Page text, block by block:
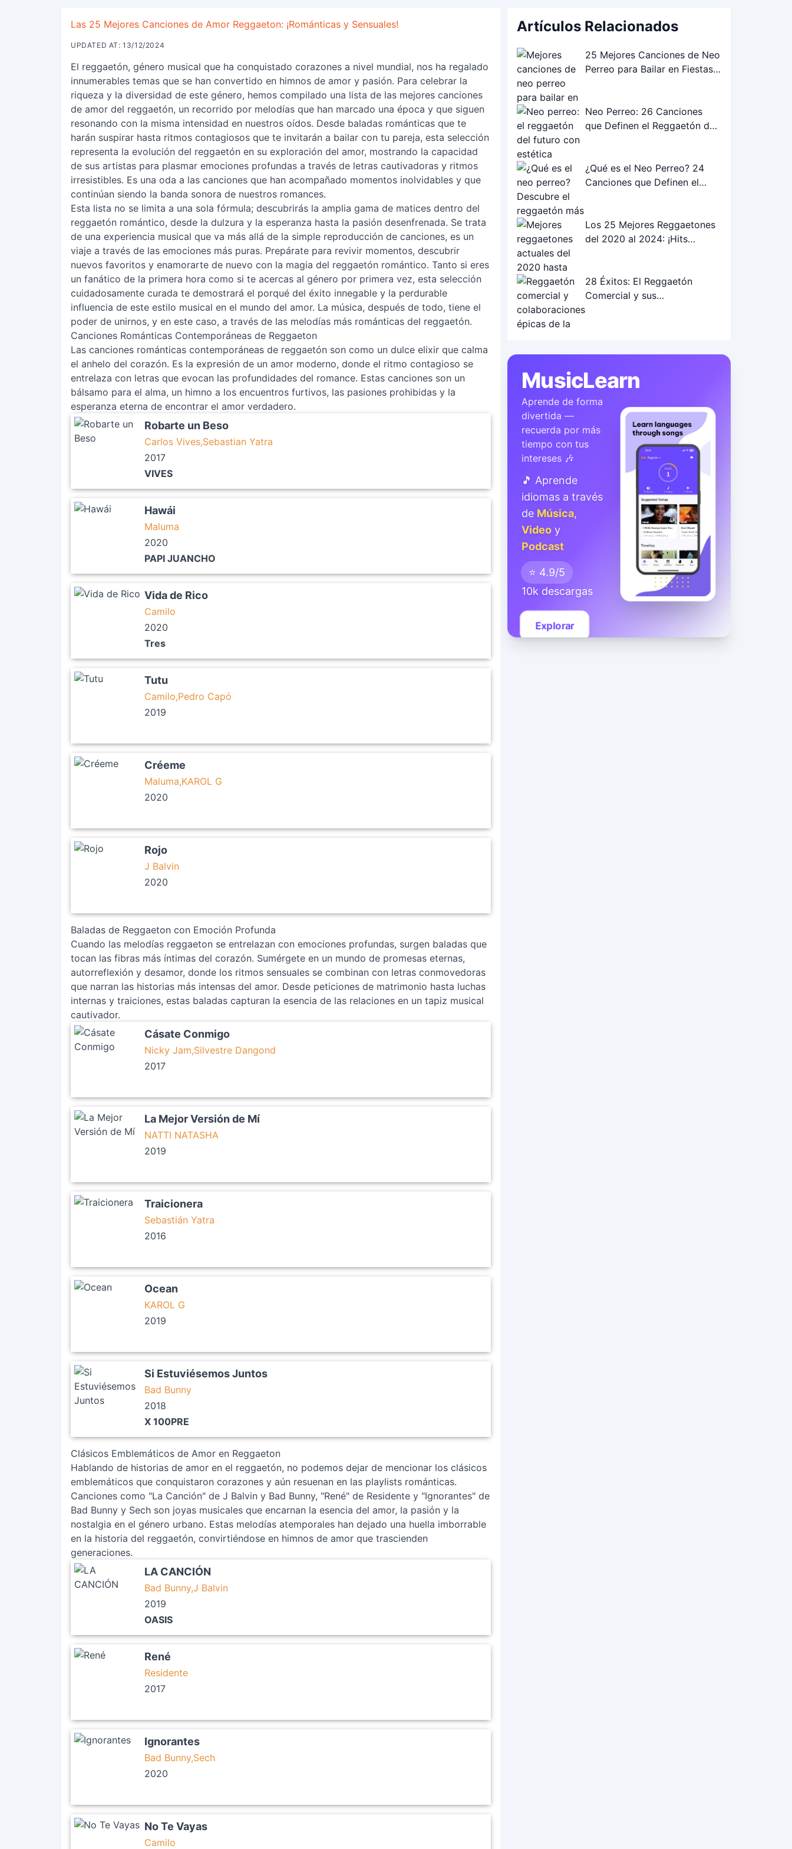
Las 25 Mejores Canciones de Amor Reggaeton: ¡Románticas y Sensuales!
UPDATED AT: 13/12/2024
El reggaetón, género musical que ha conquistado corazones a nivel mundial, nos ha regalado
innumerables temas que se han convertido en himnos de amor y pasión. Para celebrar la
riqueza y la diversidad de este género, hemos compilado una lista de las mejores canciones
de amor del reggaetón, un recorrido por melodías que han marcado una época y que siguen
resonando con la misma intensidad en nuestros oídos. Desde baladas románticas que te
harán suspirar hasta ritmos contagiosos que te invitarán a bailar con tu pareja, esta selección
representa la evolución del reggaetón en su exploración del amor, mostrando la capacidad
de sus artistas para plasmar emociones profundas a través de letras cautivadoras y ritmos
irresistibles. Es una oda a las canciones que han acompañado momentos inolvidables y que
continúan siendo la banda sonora de nuestros romances.
Esta lista no se limita a una sola fórmula; descubrirás la amplia gama de matices dentro del
reggaetón romántico, desde la dulzura y la esperanza hasta la pasión desenfrenada. Se trata
de una experiencia musical que va más allá de la simple reproducción de canciones, es un
viaje a través de las emociones más puras. Prepárate para revivir momentos, descubrir
nuevos favoritos y enamorarte de nuevo con la magia del reggaetón romántico. Tanto si eres
un fanático de la primera hora como si te acercas al género por primera vez, esta selección
cuidadosamente curada te demostrará el porqué del éxito innegable y la perdurable
influencia de este estilo musical en el mundo del amor. La música, después de todo, tiene el
poder de unirnos, y en este caso, a través de las melodías más románticas del reggaetón.
Canciones Románticas Contemporáneas de Reggaeton
Las canciones románticas contemporáneas de reggaetón son como un dulce elixir que calma
el anhelo del corazón. Es la expresión de un amor moderno, donde el ritmo contagioso se
entrelaza con letras que evocan las profundidades del romance. Estas canciones son un
bálsamo para el alma, un himno a los encuentros furtivos, las pasiones prohibidas y la
esperanza eterna de encontrar el amor verdadero.
Robarte un Beso
Carlos Vives,Sebastian Yatra
2017
VIVES
Hawái
Maluma
2020
PAPI JUANCHO
Vida de Rico
Camilo
2020
Tres
Tutu
Camilo,Pedro Capó
2019
Créeme
Maluma,KAROL G
2020
Rojo
J Balvin
2020
Baladas de Reggaeton con Emoción Profunda
Cuando las melodías reggaeton se entrelazan con emociones profundas, surgen baladas que
tocan las fibras más íntimas del corazón. Sumérgete en un mundo de promesas eternas,
autorreflexión y desamor, donde los ritmos sensuales se combinan con letras conmovedoras
que narran las historias más intensas del amor. Desde peticiones de matrimonio hasta luchas
internas y traiciones, estas baladas capturan la esencia de las relaciones en un tapiz musical
cautivador.
Cásate Conmigo
Nicky Jam,Silvestre Dangond
2017
La Mejor Versión de Mí
NATTI NATASHA
2019
Traicionera
Sebastián Yatra
2016
Ocean
KAROL G
2019
Si Estuviésemos Juntos
Bad Bunny
2018
X 100PRE
Clásicos Emblemáticos de Amor en Reggaeton
Hablando de historias de amor en el reggaetón, no podemos dejar de mencionar los clásicos
emblemáticos que conquistaron corazones y aún resuenan en las playlists románticas.
Canciones como "La Canción" de J Balvin y Bad Bunny, "René" de Residente y "Ignorantes" de
Bad Bunny y Sech son joyas musicales que encarnan la esencia del amor, la pasión y la
nostalgia en el género urbano. Estas melodías atemporales han dejado una huella imborrable
en la historia del reggaetón, convirtiéndose en himnos de amor que trascienden
generaciones.
LA CANCIÓN
Bad Bunny,J Balvin
2019
OASIS
René
Residente
2017
Ignorantes
Bad Bunny,Sech
2020
No Te Vayas
Camilo
Artículos Relacionados
25 Mejores Canciones de Neo
Perreo para Bailar en Fiestas
Neo Perreo: 26 Canciones
que Definen el Reggaetón del
¿Qué es el Neo Perreo? 24
Canciones que Definen el
Los 25 Mejores Reggaetones
del 2020 al 2024: ¡Hits
28 Éxitos: El Reggaetón
Comercial y sus
Colaboraciones Épicas (2010-
MusicLearn
Aprende de forma
divertida —
recuerda por más
tiempo con tus
intereses 🎶
🎵 Aprende
idiomas a través
de Música,
Video y
Podcast
⭐ 4.9/5
10k descargas
Explorar